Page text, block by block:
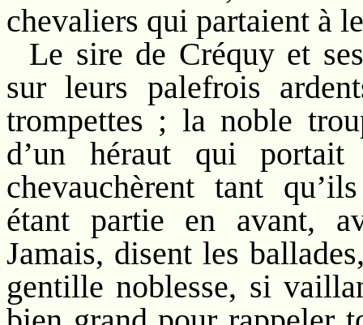
chevaliers qui partaient à
Le sire de Créquy et
sur leurs palefrois
trompettes ; la noble
d’un héraut qui
chevauchèrent tant
étant partie en avant,
Jamais, disent les
gentille noblesse, si